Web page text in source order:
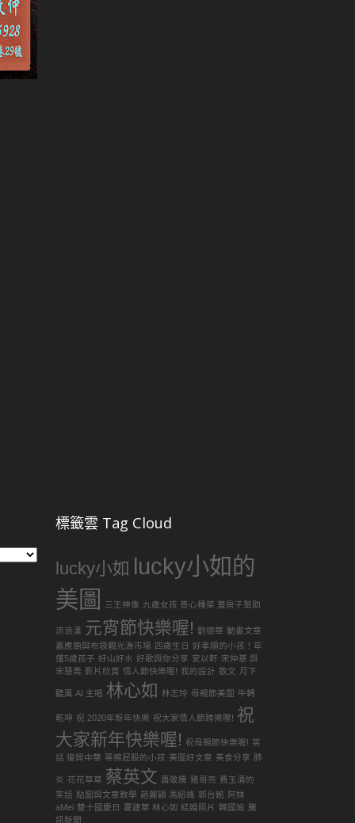
標籤雲 Tag Cloud
lucky小如 lucky小如的
美圖
三王神像 九歲女孩 善心種菜 蓋房子幫助
流浪漢 元宵節快樂喔! 劉德華 動畫文章
嘉應廟與布袋觀光漁市場 四歲生日 好孝順的小孩！年
僅5歲孩子 好山好水 好歌與你分享 安以軒 宋仲基 與
宋慧喬 影片欣賞 情人節快樂喔! 我的設計 散文 月下
聽風 AI 主唱 林心如 林志玲 母親節美圖 牛轉
乾坤 祝 2020年新年快樂 祝大家情人節跨樂喔! 祝
大家新年快樂喔! 祝母親節快樂喔! 笑
話 復興中華 等擦屁股的小孩 美圖好文章 美食分享 肺
炎 花花草草 蔡英文 蕭敬騰 豬哥亮 費玉清的
笑話 貼圖與文章教學 趙麗穎 馮紹峰 郭台銘 阿妹
aMei 雙十國慶日 霍建華 林心如 結婚照片 韓國瑜 騰
訊新聞